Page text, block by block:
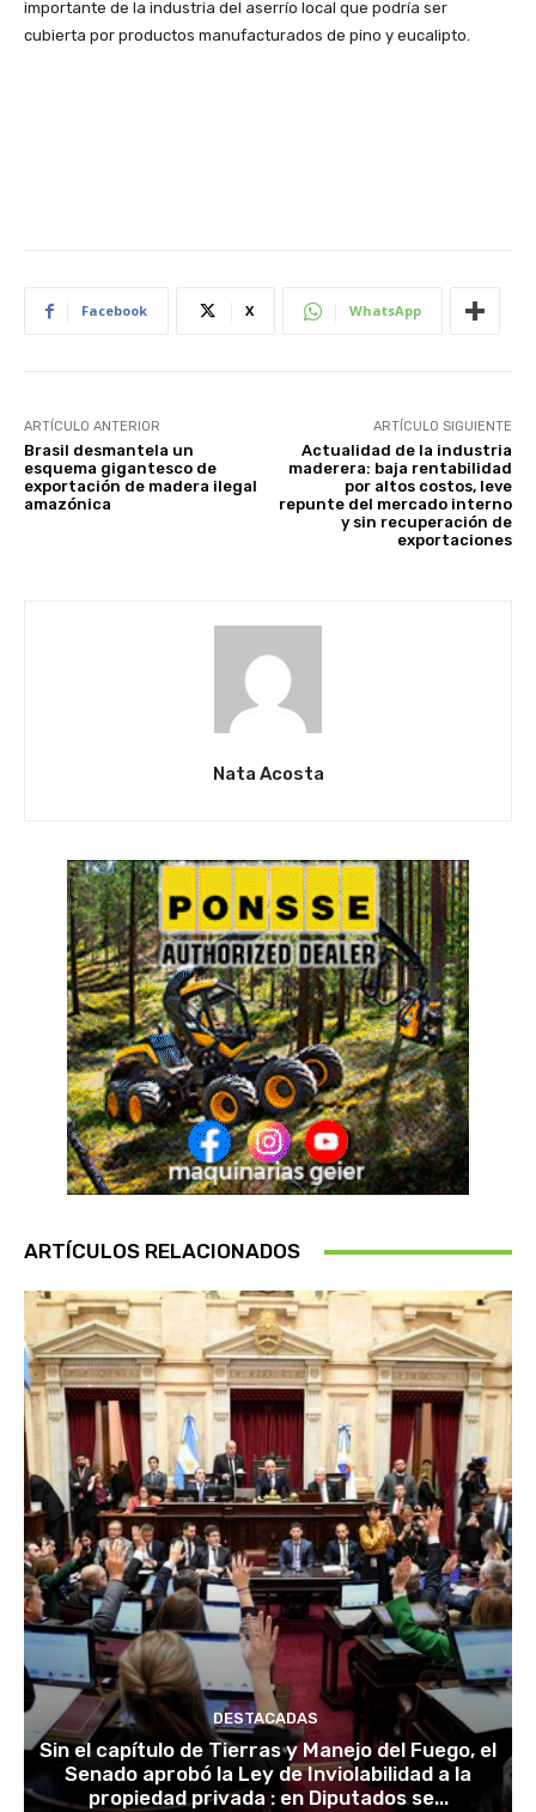
importante de la industria del aserrío local que podría ser
cubierta por productos manufacturados de pino y eucalipto.
Facebook X WhatsApp
ARTÍCULO ANTERIOR
Brasil desmantela un
esquema gigantesco de
exportación de madera ilegal
amazónica
ARTÍCULO SIGUIENTE
Actualidad de la industria
maderera: baja rentabilidad
por altos costos, leve
repunte del mercado interno
y sin recuperación de
exportaciones
Nata Acosta
ARTÍCULOS RELACIONADOS
DESTACADAS
Sin el capítulo de Tierras y Manejo del Fuego, el
Senado aprobó la Ley de Inviolabilidad a la
propiedad privada : en Diputados se...